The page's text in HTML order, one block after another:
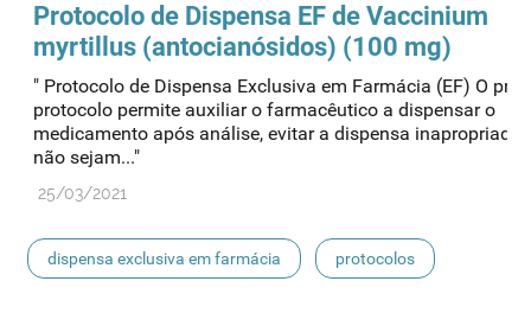
Protocolo de Dispensa EF de Vaccinium
myrtillus (antocianósidos) (100 mg)
" Protocolo de Dispensa Exclusiva em Farmácia (EF) O
protocolo permite auxiliar o farmacêutico a dispensar o
medicamento após análise, evitar a dispensa inapropriada
não sejam..."
25/03/2021
dispensa exclusiva em farmácia protocolos